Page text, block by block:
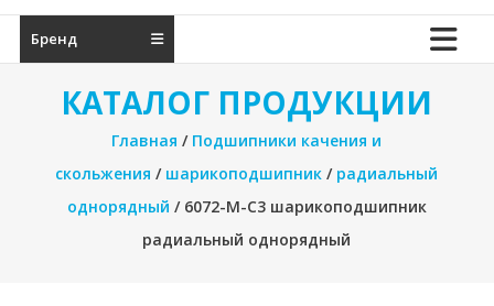
Бренд
КАТАЛОГ ПРОДУКЦИИ
Главная / Подшипники качения и
скольжения / шарикоподшипник / радиальный
однорядный / 6072-M-C3 шарикоподшипник
радиальный однорядный